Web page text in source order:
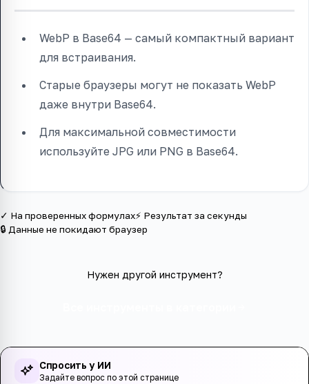
WebP в Base64 — самый компактный вариант
для встраивания.
Старые браузеры могут не показать WebP
даже внутри Base64.
Для максимальной совместимости
используйте JPG или PNG в Base64.
✓ На проверенных формулах⚡ Результат за секунды
🔒 Данные не покидают браузер
Нужен другой инструмент?
Спросить у ИИ
Задайте вопрос по этой странице